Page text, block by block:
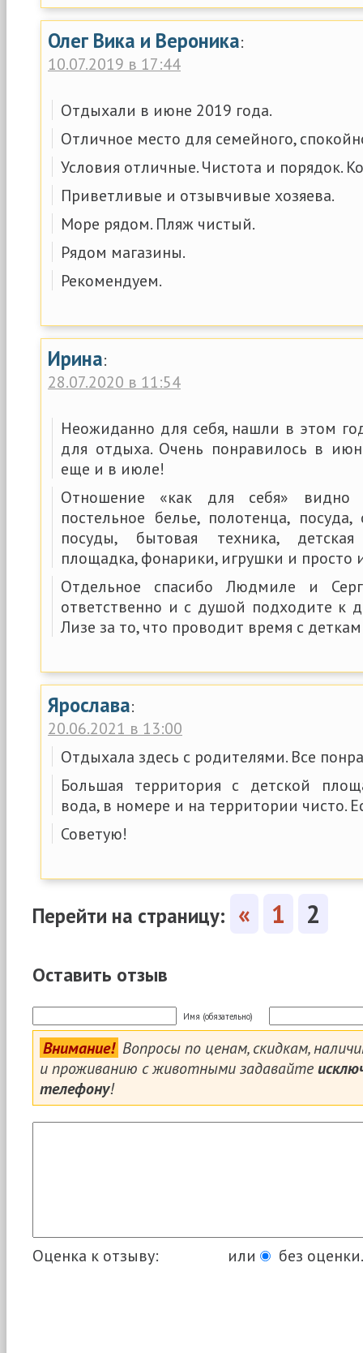
Олег Вика и Вероника:
10.07.2019 в 17:44
Отдыхали в июне 2019 года.
Отличное место для семейного,
Условия отличные. Чистота и порядок.
Приветливые и отзывчивые хозяева.
Море рядом. Пляж чистый.
Рядом магазины.
Рекомендуем.
Ирина:
28.07.2020 в 11:54
Неожиданно для себя, нашли в этом
для отдыха. Очень понравилось в
еще и в июле!
Отношение «как для себя»
постельное белье, полотенца,
посуды, бытовая техника, детская
площадка, фонарики, игрушки и просто
Отдельное спасибо Людмиле и
ответственно и с душой подходите к
Лизе за то, что проводит время с
Ярослава:
20.06.2021 в 13:00
Отдыхала здесь с родителями. Все
Большая территория с детской
вода, в номере и на территории чисто.
Советую!
Перейти на страницу: « 1 2
Оставить отзыв
Имя (обязательно)
Внимание! Вопросы по ценам, скидкам,
и проживанию с животными задавайте
телефону!
Оценка к отзыву: или без оценки.